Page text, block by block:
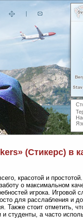
(Стикерс) в
красотой и
о максимальном
игрока. Игровой
для расслабления и
Также стоит отметить,
студенты, а часто